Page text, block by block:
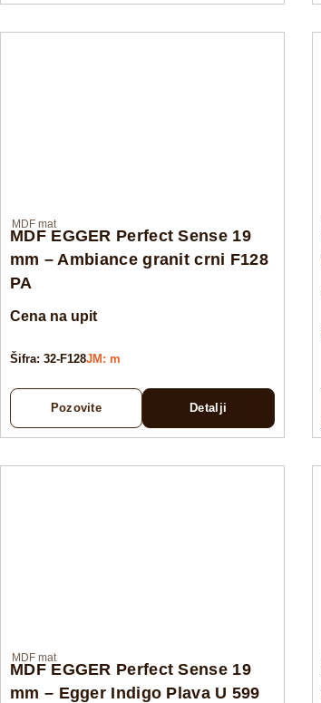
MDF mat
MDF EGGER Perfect Sense 19
mm – Ambiance granit crni F128
PA
Cena na upit
Šifra: 32-F128JM: m
Pozovite Detalji
MDF mat
MDF EGGER Perfect Sense 19
mm – Egger Indigo Plava U 599